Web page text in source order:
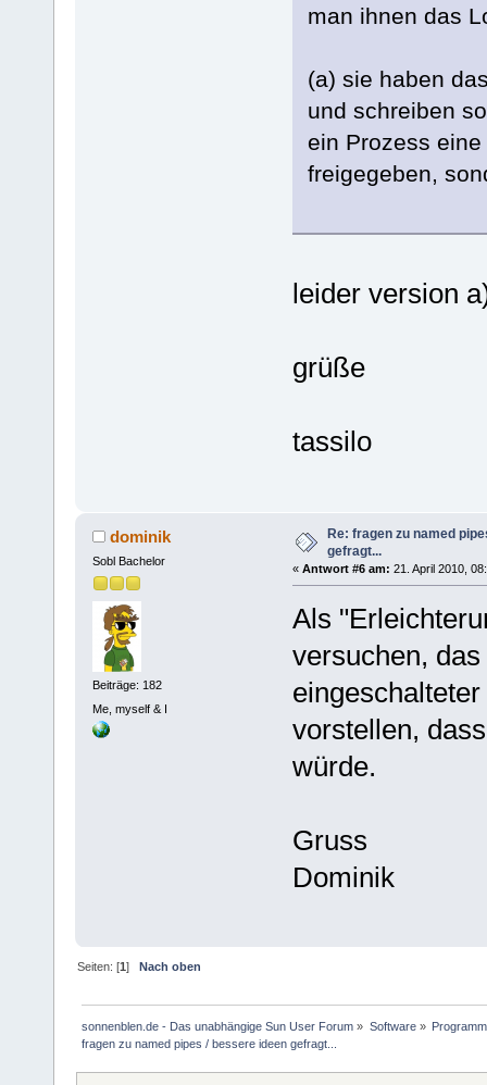
man ihnen das
(a) sie haben
und schreiben
ein Prozess
freigegeben,
leider version
grüße
tassilo
dominik
Sobl Bachelor
Beiträge: 182
Me, myself & I
Re: fragen zu named
gefragt...
« Antwort #6 am: 21. April 2010,
Als
versuchen,
vorstellen,
würde.
Gruss
Dominik
Seiten: [1]Nach oben
sonnenblen.de - Das unabhängige Sun User Forum » Software»
fragen zu named pipes / bessere ideen gefragt...